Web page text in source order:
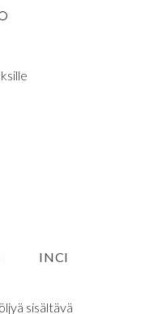
INCI
sisältävä